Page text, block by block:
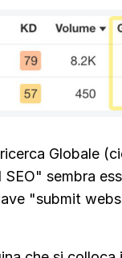
Globale
sembra
"submit